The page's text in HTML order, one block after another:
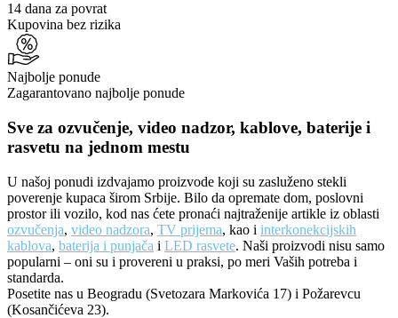
14 dana za povrat
Kupovina bez rizika
Najbolje ponude
Zagarantovano najbolje ponude
Sve za ozvučenje, video nadzor, kablove, baterije i
rasvetu na jednom mestu
U našoj ponudi izdvajamo proizvode koji su zasluženo stekli
poverenje kupaca širom Srbije. Bilo da opremate dom, poslovni
prostor ili vozilo, kod nas ćete pronaći najtraženije artikle iz oblasti
ozvučenja, video nadzora, TV prijema, kao i interkonekcijskih
kablova, baterija i punjača i LED rasvete. Naši proizvodi nisu samo
popularni – oni su i provereni u praksi, po meri Vaših potreba i
standarda.
Posetite nas u Beogradu (Svetozara Markovića 17) i Požarevcu
(Kosančićeva 23).